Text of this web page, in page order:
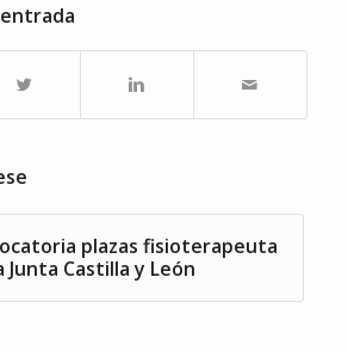
plazas fisioterapeuta
Junta Castilla y León